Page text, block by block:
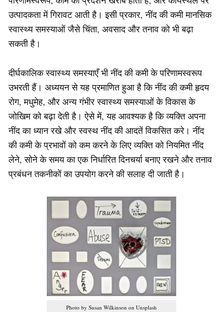
उत्पादकता में गिरावट आती है। इसी प्रकार, नींद की कमी मानसिक
स्वास्थ्य समस्याओं जैसे चिंता, अवसाद और तनाव को भी बढ़ा
सकती है।
दीर्घकालिक स्वास्थ्य समस्याएँ भी नींद की कमी के परिणामस्वरूप
उभरती हैं। अध्ययन से यह प्रमाणित हुआ है कि नींद की कमी हृदय
रोग, मधुमेह, और अन्य गंभीर स्वास्थ्य समस्याओं के विकास के
जोखिम को बढ़ा देती है। ऐसे में, यह आवश्यक है कि व्यक्ति अपना
नींद का ध्यान रखे और स्वस्थ नींद की आदतें विकसित करे। नींद
की कमी के प्रभावों को कम करने के लिए व्यक्ति को नियमित नींद
लेने, सोने के समय का एक निर्धारित दिनचर्या बनाए रखने और तनाव
प्रबंधन तकनीकों का उपयोग करने की सलाह दी जाती है।
Photo by Susan Wilkinson on Unsplash